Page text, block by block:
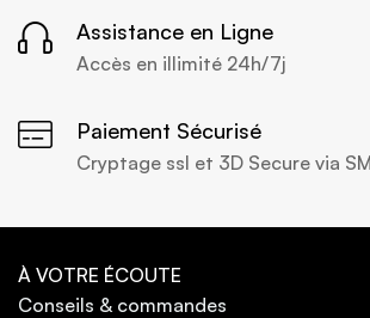
Assistance en Ligne
Accès en illimité 24h/7j
Paiement Sécurisé
Cryptage ssl et 3D Secure via
À VOTRE ÉCOUTE
Conseils & commandes